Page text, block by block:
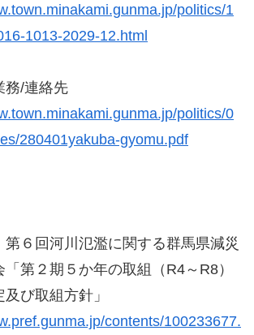
politics/1
1013-2029-12.html
務/連絡先
politics/0
280401yakuba-gyomu.pdf
６回河川氾濫に関する群馬県減災
「第２期５か年の取組（R4～R8）
び取組方針」
contents/100233677.